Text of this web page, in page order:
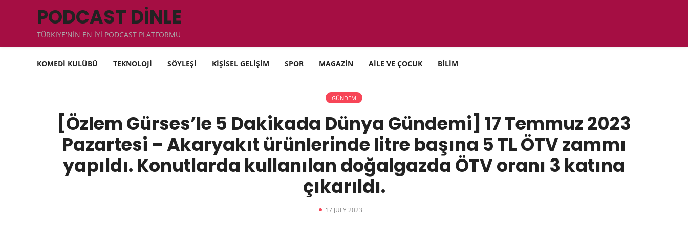
PODCAST DİNLE
TÜRKIYE'NİN EN İYİ PODCAST PLATFORMU
KOMEDİ KULÜBÜ TEKNOLOJİ SÖYLEŞİ KİŞİSEL GELİŞİM SPOR MAGAZİN AİLE VE ÇOCUK BİLİM
GÜNDEM
[Özlem Gürses’le 5 Dakikada Dünya Gündemi] 17 Temmuz 2023
Pazartesi – Akaryakıt ürünlerinde litre başına 5 TL ÖTV zammı
yapıldı. Konutlarda kullanılan doğalgazda ÖTV oranı 3 katına
çıkarıldı.
17 JULY 2023